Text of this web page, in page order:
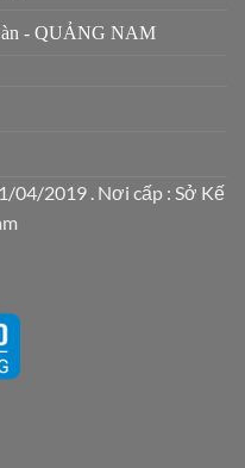
- QUẢNG NAM
04/2019 . Nơi cấp : Sở Kế